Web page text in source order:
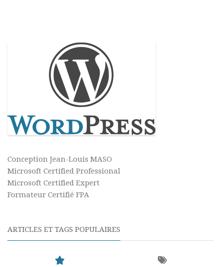
Conception Jean-Louis MASO
Microsoft Certified Professional
Microsoft Certified Expert
Formateur Certifié FPA
ARTICLES ET TAGS POPULAIRES